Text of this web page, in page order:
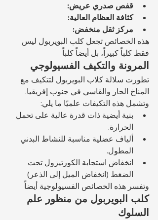
قفص صدري عريض:
كثافة العظام العالية:
مركز ثقل منخفض:
هذه الخصائص تجعل كلب البويربول ليس
فقط كلباً كبيراً، بل أيضاً كلباً
المرونة والتكيف الفسيولوجي
تطورت سلالة كلاب البويربول لتتكيف مع
المناخ الحار والقاسي في جنوب إفريقيا.
وتشمل هذه التكيفات علميًا ما يلي:
بنية أيضية ذات قدرة عالية على تحمل
الحرارة.
ألياف عضلية مناسبة للنشاط البدني
المطول.
انخفاض استجابة الكورتيزول تحت
الضغط (انخفاض الميل إلى الذعر)
وتفسر هذه الخصائص الفسيولوجية أيضاً
كلب البويربول من منظور علم
السلوك